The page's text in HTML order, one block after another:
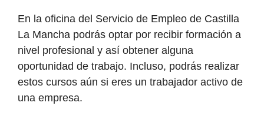
En la oficina del Servicio de Empleo de Castilla
La Mancha podrás optar por recibir formación a
nivel profesional y así obtener alguna
oportunidad de trabajo. Incluso, podrás realizar
estos cursos aún si eres un trabajador activo de
una empresa.